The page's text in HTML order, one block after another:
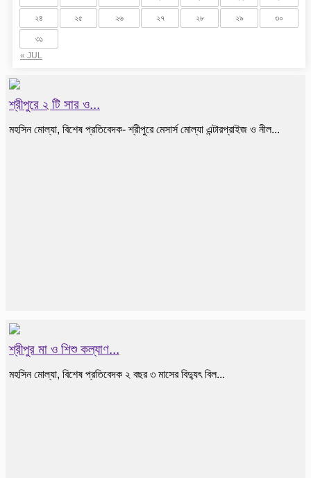
« JUL
২৪ ২৫ ২৬ ২৭ ২৮ ২৯ ৩০
৩১
শ্রীপুরে ২ টি সার ও...
মহসিন মোল্যা, বিশেষ প্রতিবেদক- শ্রীপুরে মেসার্স মোল্যা এন্টারপ্রাইজ ও নীল...
শ্রীপুর মা ও শিশু কল্যাণ...
মহসিন মোল্যা, বিশেষ প্রতিবেদক ২ বছর ৩ মাসের বিদ্যুৎ বিল...